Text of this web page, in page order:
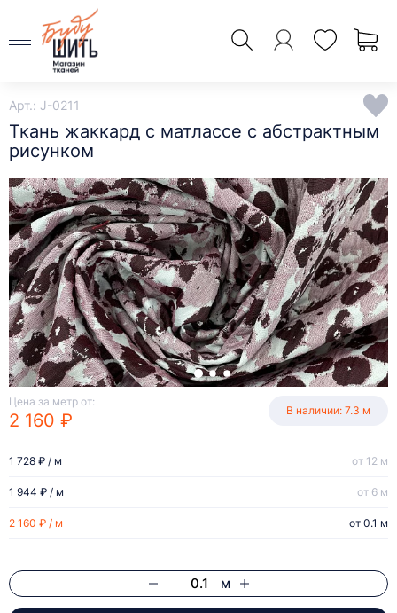
Арт.: J-0211
Ткань жаккард с матлассе с абстрактным
рисунком
Цена за метр от:
2 160 ₽ В наличии: 7.3 м
2 160 ₽ / м от 0.1 м
1 944 ₽ / м от 6 м
1 728 ₽ / м от 12 м
м